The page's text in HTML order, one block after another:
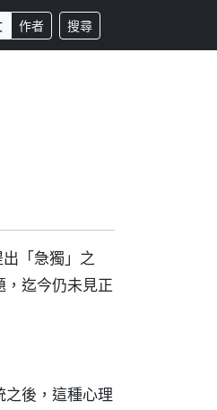
作者 搜尋
「急獨」之
迄今仍未見正
後，這種心理